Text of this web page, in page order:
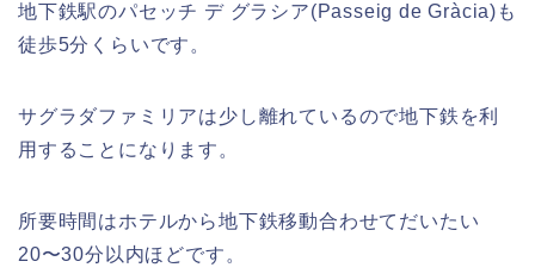
地下鉄駅のパセッチ デ グラシア(Passeig de Gràcia)も
徒歩5分くらいです。
サグラダファミリアは少し離れているので地下鉄を利
用することになります。
所要時間はホテルから地下鉄移動合わせてだいたい
20〜30分以内ほどです。